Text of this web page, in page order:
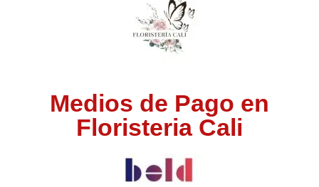
Medios de Pago en
Floristeria Cali